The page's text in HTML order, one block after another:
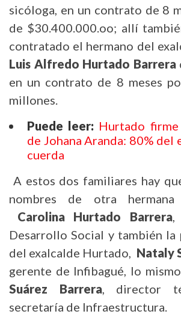
sicóloga, en un contrato de 8
de $30.400.000.oo; allí
contratado el hermano del
Luis Alfredo Hurtado Barrera
en un contrato de 8 meses
millones.
Puede leer: Hurtado
de Johana Aranda: 80% del
cuerda
A estos dos familiares hay
nombres de otra
Carolina Hurtado Barrera,
Desarrollo Social y también la
del exalcalde Hurtado, Nataly
gerente de Infibagué, lo
Suárez Barrera, director
secretaría de Infraestructura.